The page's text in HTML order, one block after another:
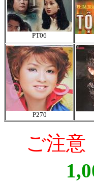
PT06
P270
ご注意